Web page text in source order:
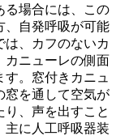
る場合には、この
、自発呼吸が可能
は、カフのないカ
カニューレの側面
。窓付きカニュ
窓を通して空気が
、声を出すこと
主に人工呼吸器装